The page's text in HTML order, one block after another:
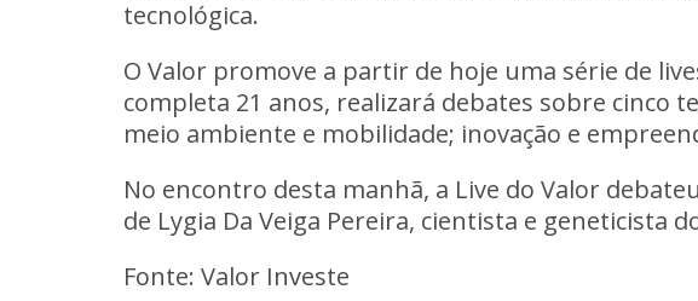
tecnológica.
O Valor promove a partir de hoje uma série de
completa 21 anos, realizará debates sobre cinco
meio ambiente e mobilidade; inovação e
No encontro desta manhã, a Live do Valor
de Lygia Da Veiga Pereira, cientista e geneticista
Fonte: Valor Investe